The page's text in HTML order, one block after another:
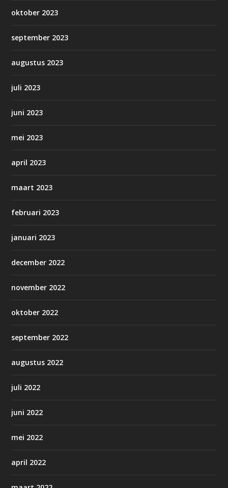
oktober 2023
september 2023
augustus 2023
juli 2023
juni 2023
mei 2023
april 2023
maart 2023
februari 2023
januari 2023
december 2022
november 2022
oktober 2022
september 2022
augustus 2022
juli 2022
juni 2022
mei 2022
april 2022